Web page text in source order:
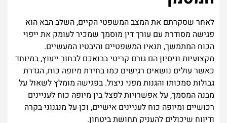
לאחר שסקרתם את המצב המשפטי הקיים, השלב הבא הוא
פגישה מסודרת עם עורך דין מוסמך שמכיר לעומק את ייפוי
הכוח המתמשך, תנאיו המשפטיים והיבטיו המעשיים.
מקצועיות וניסיון הם גורם קריטי בבואכם לבחור ייעוץ, במיוחד
כאשר עולים נושאים רגישים כמו בחירת מיופה כוח, הגדרת
גבולות סמכותו והגנות מפני ניצול. בפגישה מומלץ לשאול על
מבנה המסמך, על אפשרויות לפצל בין מיופה כוח לעניינים
רכושיים ומיופה כוח לעניינים אישיים, וכן על מנגנוני בקרה
ודיווח שיכולים להעניק תחושת ביטחון.